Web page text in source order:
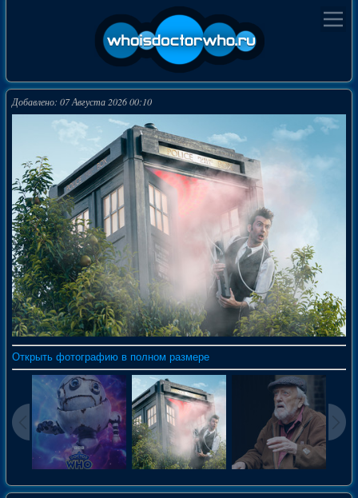
Добавлено: 07 Августа 2026 00:10
Открыть фотографию в полном размере